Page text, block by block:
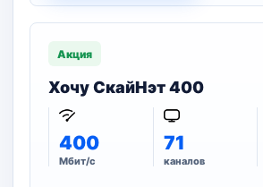
Акция
Хочу СкайНэт 400
400
Мбит/с
71
каналов